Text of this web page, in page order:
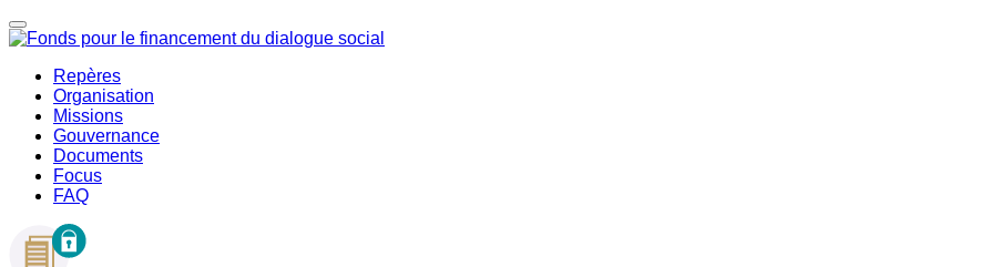
Repères
Organisation
Missions
Gouvernance
Documents
Focus
FAQ